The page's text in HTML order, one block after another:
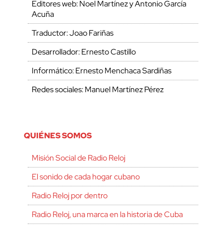
Editores web: Noel Martínez y Antonio García
Acuña
Traductor: Joao Fariñas
Desarrollador: Ernesto Castillo
Informático: Ernesto Menchaca Sardiñas
Redes sociales: Manuel Martínez Pérez
QUIÉNES SOMOS
Misión Social de Radio Reloj
El sonido de cada hogar cubano
Radio Reloj por dentro
Radio Reloj, una marca en la historia de Cuba